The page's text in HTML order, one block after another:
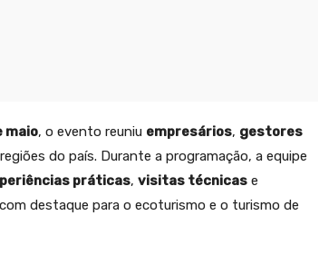
maio, o evento reuniu empresários, gestores
do país. Durante a programação, a equipe
práticas, visitas técnicas e
destaque para o ecoturismo e o turismo de